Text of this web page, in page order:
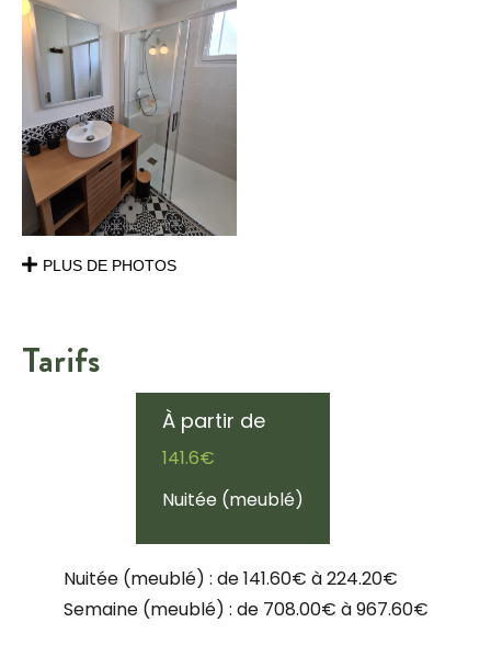
PLUS DE PHOTOS
Tarifs
À partir de
141.6€
Nuitée (meublé)
Nuitée (meublé) : de 141.60€ à 224.20€
Semaine (meublé) : de 708.00€ à 967.60€